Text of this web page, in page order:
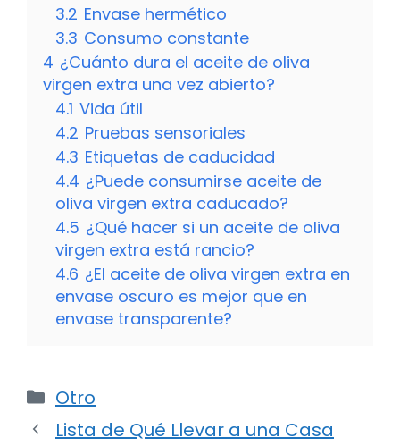
3.2 Envase hermético
3.3 Consumo constante
4 ¿Cuánto dura el aceite de oliva
virgen extra una vez abierto?
4.1 Vida útil
4.2 Pruebas sensoriales
4.3 Etiquetas de caducidad
4.4 ¿Puede consumirse aceite de
oliva virgen extra caducado?
4.5 ¿Qué hacer si un aceite de oliva
virgen extra está rancio?
4.6 ¿El aceite de oliva virgen extra en
envase oscuro es mejor que en
envase transparente?
Categorías
Otro
Lista de Qué Llevar a una Casa